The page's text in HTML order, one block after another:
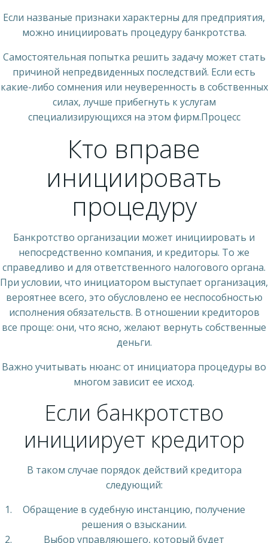
Если названые признаки характерны для предприятия,
можно инициировать процедуру банкротства.
Самостоятельная попытка решить задачу может стать
причиной непредвиденных последствий. Если есть
какие-либо сомнения или неуверенность в собственных
силах, лучше прибегнуть к услугам
специализирующихся на этом фирм.Процесс
Кто вправе
инициировать
процедуру
Банкротство организации может инициировать и
непосредственно компания, и кредиторы. То же
справедливо и для ответственного налогового органа.
При условии, что инициатором выступает организация,
вероятнее всего, это обусловлено ее неспособностью
исполнения обязательств. В отношении кредиторов
все проще: они, что ясно, желают вернуть собственные
деньги.
Важно учитывать нюанс: от инициатора процедуры во
многом зависит ее исход.
Если банкротство
инициирует кредитор
В таком случае порядок действий кредитора
следующий:
Обращение в судебную инстанцию, получение
решения о взыскании.
Выбор управляющего, который будет